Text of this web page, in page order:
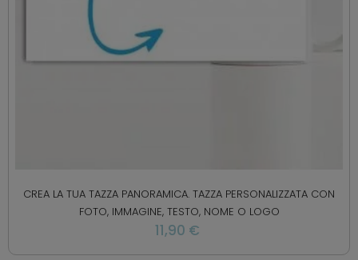
CREA LA TUA TAZZA PANORAMICA. TAZZA PERSONALIZZATA CON
FOTO, IMMAGINE, TESTO, NOME O LOGO
11,90 €